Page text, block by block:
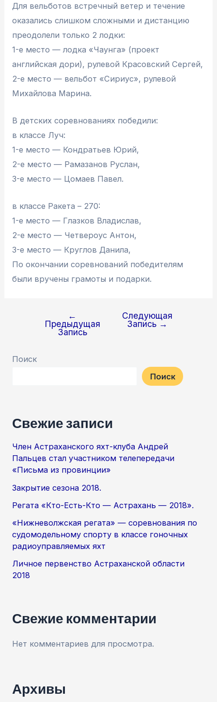
Для вельботов встречный ветер и течение
оказались слишком сложными и дистанцию
преодолели только 2 лодки:
1-е место — лодка «Чаунга» (проект
английская дори), рулевой Красовский Сергей,
2-е место — вельбот «Сириус», рулевой
Михайлова Марина.
В детских соревнованиях победили:
в классе Луч:
1-е место — Кондратьев Юрий,
2-е место — Рамазанов Руслан,
3-е место — Цомаев Павел.
в классе Ракета – 270:
1-е место — Глазков Владислав,
2-е место — Четвероус Антон,
3-е место — Круглов Данила,
По окончании соревнований победителям
были вручены грамоты и подарки.
Навигация
←
Предыдущая
Запись
Следующая
Запись →
Поиск
Поиск
Свежие записи
Член Астраханского яхт-клуба Андрей
Пальцев стал участником телепередачи
«Письма из провинции»
Закрытие сезона 2018.
Регата «Кто-Есть-Кто — Астрахань — 2018».
«Нижневолжская регата» — соревнования по
судомодельному спорту в классе гоночных
радиоуправляемых яхт
Личное первенство Астраханской области
2018
Свежие комментарии
Нет комментариев для просмотра.
Архивы